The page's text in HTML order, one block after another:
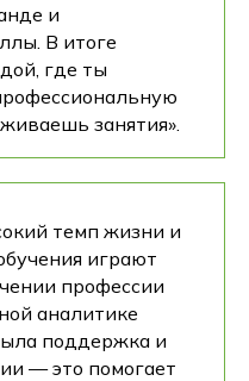
и
В итоге
где ты
занятия».
темп жизни и
играют
профессии
аналитике
поддержка и
— это помогает